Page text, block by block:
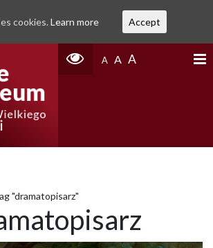
A A A
"dramatopisarz"
cookies. Learn more Accept